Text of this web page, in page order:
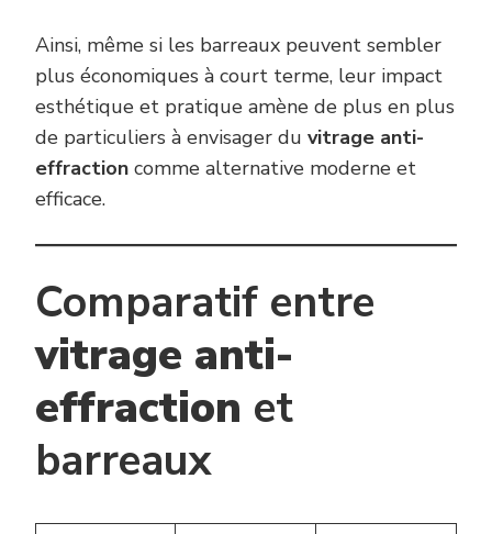
Ainsi, même si les barreaux peuvent sembler
plus économiques à court terme, leur impact
esthétique et pratique amène de plus en plus
de particuliers à envisager du vitrage anti-
effraction comme alternative moderne et
efficace.
Comparatif entre
vitrage anti-
effraction et
barreaux